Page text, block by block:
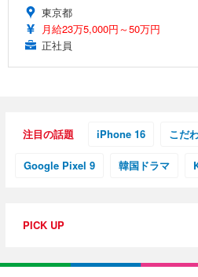
東京都
月給23万5,000円～50万円
正社員
注目の話題 iPhone 16 こだ
Google Pixel 9 韓国ドラマ
PICK UP